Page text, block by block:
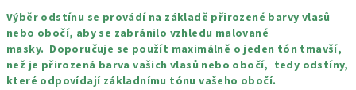
Výběr odstínu se provádí na základě přirozené barvy vlasů
nebo obočí, aby se zabránilo vzhledu malované
masky. Doporučuje se použít maximálně o jeden tón tmavší,
než je přirozená barva vašich vlasů nebo obočí, tedy odstíny,
které odpovídají základnímu tónu vašeho obočí.